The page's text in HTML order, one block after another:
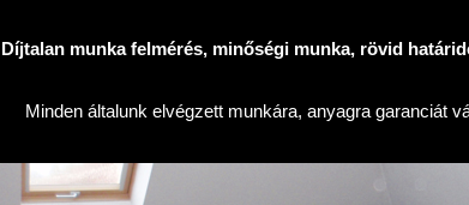
Díjtalan munka felmérés, minőségi munka, rövid
Minden általunk elvégzett munkára, anyagra garanciát